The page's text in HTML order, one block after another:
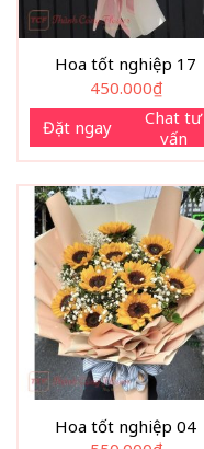
Hoa tốt nghiệp 17
450.000₫
Đặt ngay
Chat tư
vấn
Hoa tốt nghiệp 04